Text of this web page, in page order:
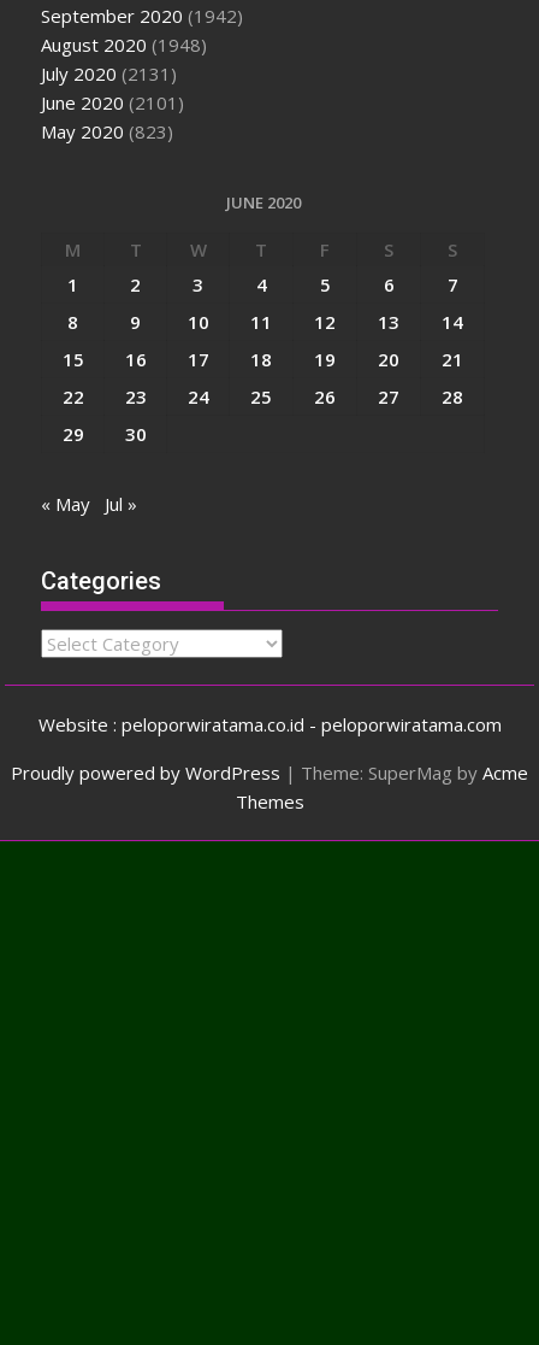
September 2020 (1942)
August 2020 (1948)
July 2020 (2131)
June 2020 (2101)
May 2020 (823)
JUNE 2020
M T W T F S
S
1
2 3 4 5 6
7
8
9 10 11 12 13
14
15
16 17 18 19 20
21
22
23 24 25 26 27
28
29
30
« May Jul »
Categories
Categories
Website : peloporwiratama.co.id - peloporwiratama.com
Proudly powered by WordPress | Theme: SuperMag by Acme
Themes